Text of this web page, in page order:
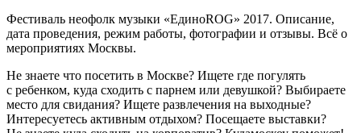
Фестиваль неофолк музыки «ЕдиноROG» 2017. Описание,
дата проведения, режим работы, фотографии и отзывы. Всё о
мероприятиях Москвы.
Не знаете что посетить в Москве? Ищете где погулять
с ребенком, куда сходить с парнем или девушкой? Выбираете
место для свидания? Ищете развлечения на выходные?
Интересуетесь активным отдыхом? Посещаете выставки?